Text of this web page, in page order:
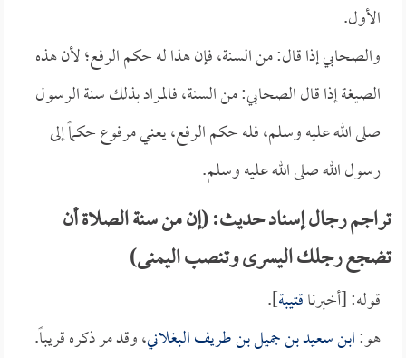
الأول.
والصحابي إذا قال: من السنة، فإن هذا له حكم الرفع؛ لأن هذه
الصيغة إذا قال الصحابي: من السنة، فالمراد بذلك سنة الرسول
صلى الله عليه وسلم، فله حكم الرفع، يعني مرفوع حكماً إلى
رسول الله صلى الله عليه وسلم.
تراجم رجال إسناد حديث: (إن من سنة الصلاة أن
تضجع رجلك اليسرى وتنصب اليمنى)
قوله: [أخبرناقتيبة].
هو:ابن سعيد بن جميل بن طريف البغلاني، وقد مر ذكره قريباً.